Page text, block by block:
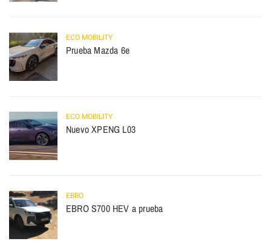
ECO MOBILITY
Prueba Mazda 6e
ECO MOBILITY
Nuevo XPENG L03
EBRO
EBRO S700 HEV a prueba